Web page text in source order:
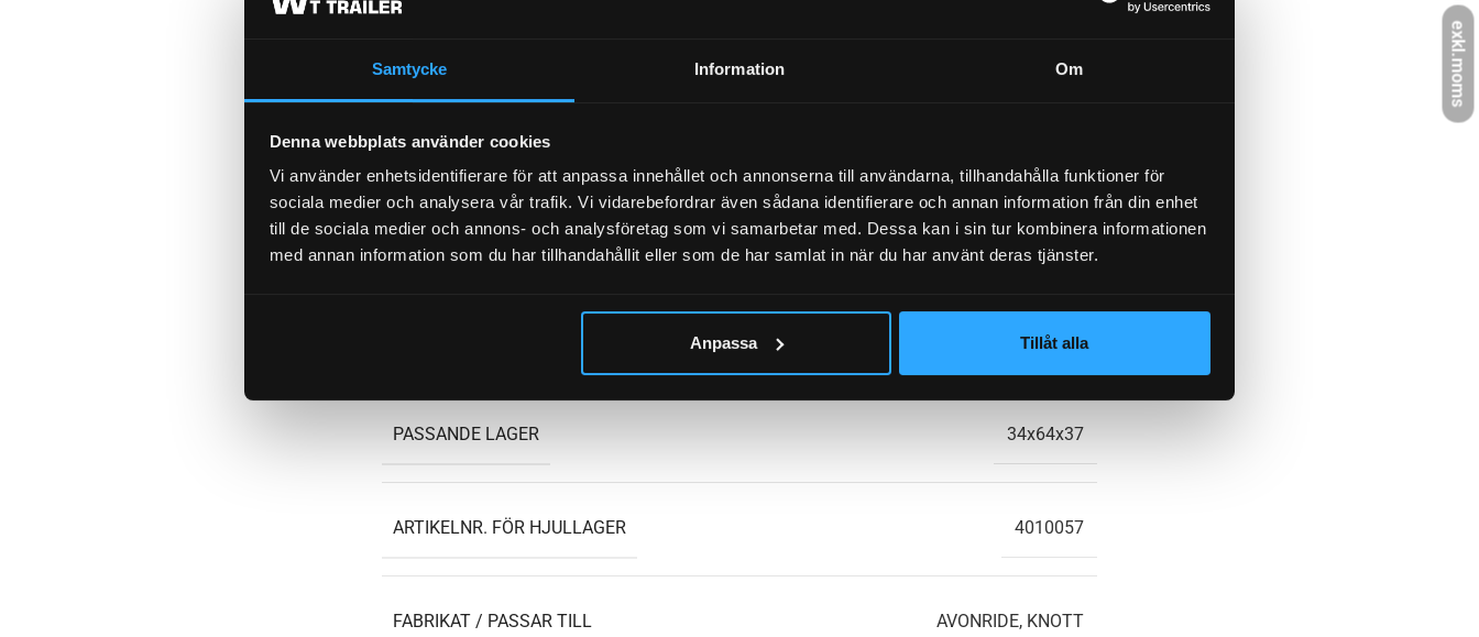
Samtycke Information Om
Denna webbplats använder cookies
Vi använder enhetsidentifierare för att anpassa innehållet och annonserna till användarna, tillhandahålla funktioner för
sociala medier och analysera vår trafik. Vi vidarebefordrar även sådana identifierare och annan information från din enhet
till de sociala medier och annons- och analysföretag som vi samarbetar med. Dessa kan i sin tur kombinera informationen
med annan information som du har tillhandahållit eller som de har samlat in när du har använt deras tjänster.
Anpassa Tillåt alla
exkl.moms
BROMS-ID 16-1365, 16-1369/1, T057PS
HJULBROMSDIMENSION
BULTCIRKEL 4×100
1001-12739, 28742B02, 608320E, 61-1001-12739, T608320E
PASSANDE LAGER 34x64x37
ARTIKELNR. FÖR HJULLAGER 4010057
FABRIKAT / PASSAR TILL AVONRIDE, KNOTT